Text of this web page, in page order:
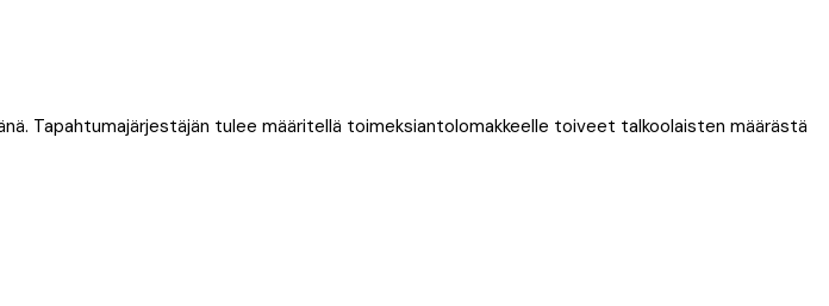
Tapahtumajärjestäjän tulee määritellä toimeksiantolomakkeelle toiveet talkoolaisten määrästä